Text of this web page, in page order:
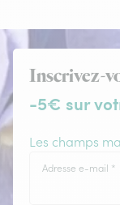
Inscrivez-
-5€ sur
Les champs
Adresse e-mail *